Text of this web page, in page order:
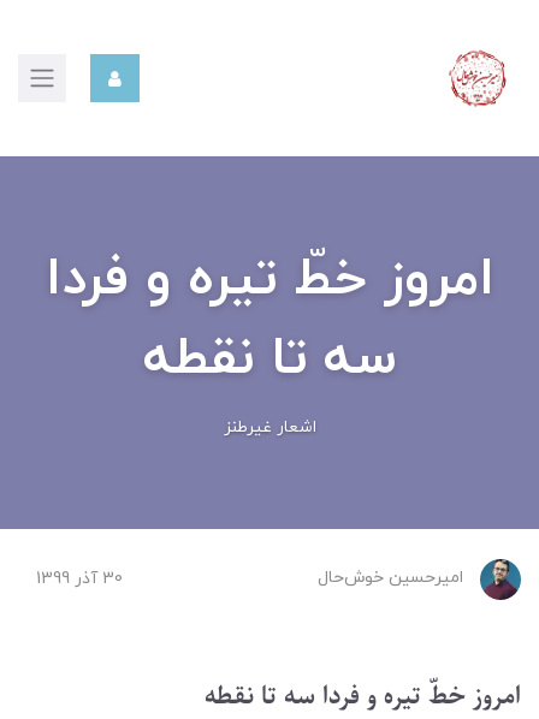
امروز خطّ تیره و فردا
سه تا نقطه
اشعار غیرطنز
امیرحسین ‌خوش‌حال 30 آذر 1399
امروز خطّ تیره و فردا سه تا نقطه